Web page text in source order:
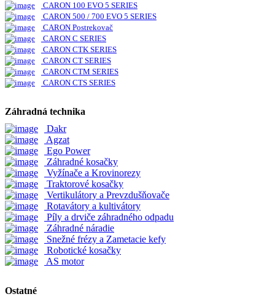
CARON 100 EVO 5 SERIES
CARON 500 / 700 EVO 5 SERIES
CARON Postrekovač
CARON C SERIES
CARON CTK SERIES
CARON CT SERIES
CARON CTM SERIES
CARON CTS SERIES
Záhradná technika
Dakr
Agzat
Ego Power
Záhradné kosačky
Vyžínače a Krovinorezy
Traktorové kosačky
Vertikulátory a Prevzdušňovače
Rotavátory a kultivátory
Píly a drviče záhradného odpadu
Záhradné náradie
Snežné frézy a Zametacie kefy
Robotické kosačky
AS motor
Ostatné